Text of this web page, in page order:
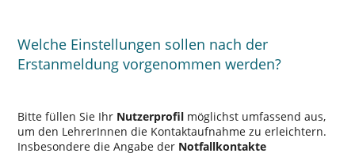
Welche Einstellungen sollen nach der
Erstanmeldung vorgenommen werden?
Bitte füllen Sie Ihr Nutzerprofil möglichst umfassend aus,
um den LehrerInnen die Kontaktaufnahme zu erleichtern.
Insbesondere die Angabe der Notfallkontakte